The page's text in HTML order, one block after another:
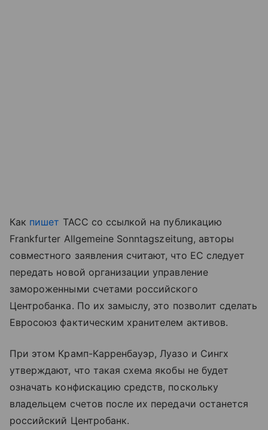
Как пишет ТАСС со ссылкой на публикацию
Frankfurter Allgemeine Sonntagszeitung, авторы
совместного заявления считают, что ЕС следует
передать новой организации управление
замороженными счетами российского
Центробанка. По их замыслу, это позволит сделать
Евросоюз фактическим хранителем активов.
При этом Крамп-Карренбауэр, Луазо и Сингх
утверждают, что такая схема якобы не будет
означать конфискацию средств, поскольку
владельцем счетов после их передачи останется
российский Центробанк.